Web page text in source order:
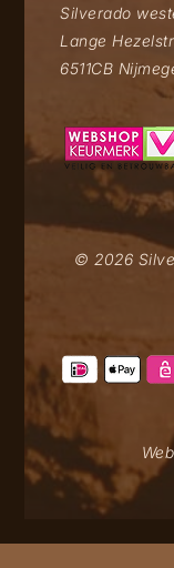
Silverado
Lange
6511CB
© 2026